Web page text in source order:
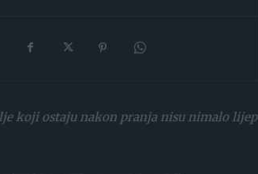
koji ostaju nakon pranja nisu nimalo lijep